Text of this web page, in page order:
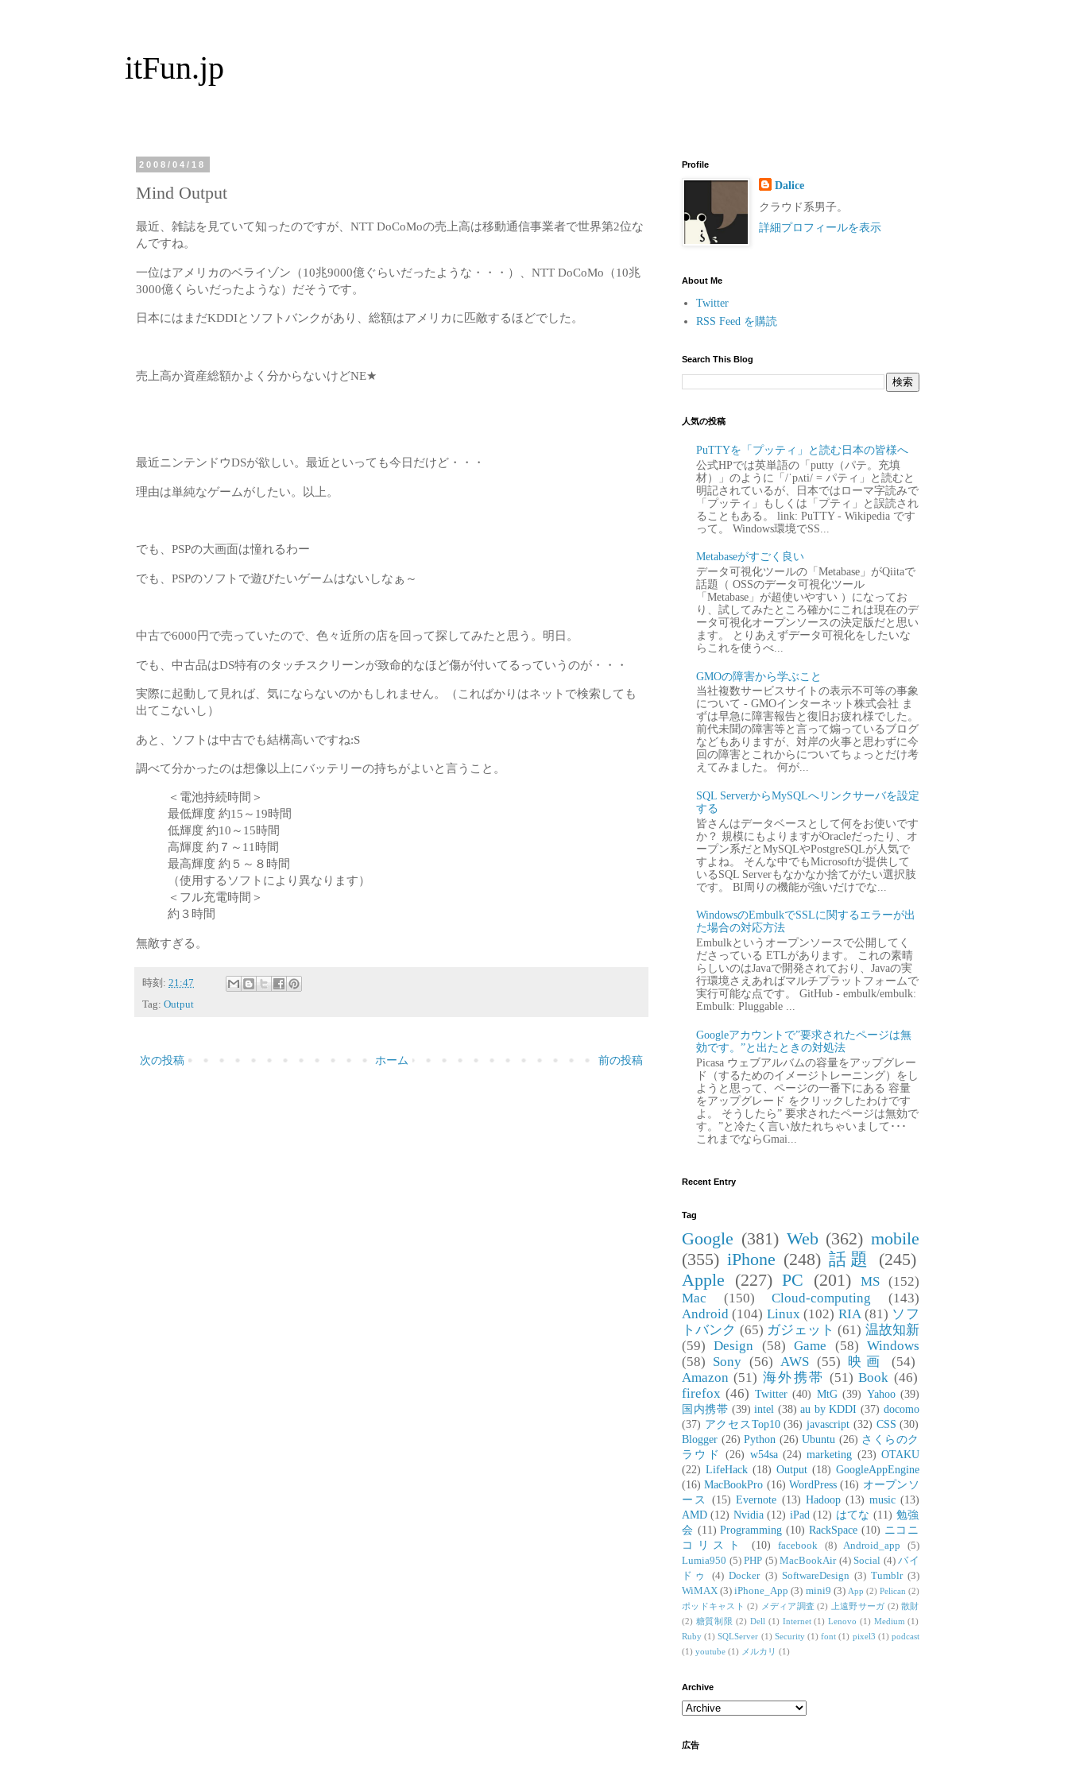
itFun.jp
2008/04/18
Mind Output
最近、雑誌を見ていて知ったのですが、NTT DoCoMoの売上高は移動通信事業者で世界第2位な
んですね。
一位はアメリカのベライゾン（10兆9000億ぐらいだったような・・・）、NTT DoCoMo（10兆
3000億くらいだったような）だそうです。
日本にはまだKDDIとソフトバンクがあり、総額はアメリカに匹敵するほどでした。
売上高か資産総額かよく分からないけどNE★
最近ニンテンドウDSが欲しい。最近といっても今日だけど・・・
理由は単純なゲームがしたい。以上。
でも、PSPの大画面は憧れるわー
でも、PSPのソフトで遊びたいゲームはないしなぁ～
中古で6000円で売っていたので、色々近所の店を回って探してみたと思う。明日。
でも、中古品はDS特有のタッチスクリーンが致命的なほど傷が付いてるっていうのが・・・
実際に起動して見れば、気にならないのかもしれません。（こればかりはネットで検索しても
出てこないし）
あと、ソフトは中古でも結構高いですね:S
調べて分かったのは想像以上にバッテリーの持ちがよいと言うこと。
＜電池持続時間＞
最低輝度 約15～19時間
低輝度 約10～15時間
高輝度 約７～11時間
最高輝度 約５～８時間
（使用するソフトにより異なります）
＜フル充電時間＞
約３時間
無敵すぎる。
時刻: 21:47
Tag: Output
次の投稿 前の投稿
ホーム
Profile
Dalice
クラウド系男子。
詳細プロフィールを表示
About Me
Twitter
RSS Feed を購読
Search This Blog
人気の投稿
PuTTYを「プッティ」と読む日本の皆様へ
公式HPでは英単語の「putty（パテ。充填
材）」のように「/ˈpʌti/ = パティ」と読むと
明記されているが、日本ではローマ字読みで
「プッティ」もしくは「プティ」と誤読され
ることもある。 link: PuTTY - Wikipedia です
って。 Windows環境でSS...
Metabaseがすごく良い
データ可視化ツールの「Metabase」がQiitaで
話題（ OSSのデータ可視化ツール
「Metabase」が超使いやすい ）になってお
り、試してみたところ確かにこれは現在のデ
ータ可視化オープンソースの決定版だと思い
ます。 とりあえずデータ可視化をしたいな
らこれを使うべ...
GMOの障害から学ぶこと
当社複数サービスサイトの表示不可等の事象
について - GMOインターネット株式会社 ま
ずは早急に障害報告と復旧お疲れ様でした。
前代未聞の障害等と言って煽っているブログ
などもありますが、対岸の火事と思わずに今
回の障害とこれからについてちょっとだけ考
えてみました。 何が...
SQL ServerからMySQLへリンクサーバを設定
する
皆さんはデータベースとして何をお使いです
か？ 規模にもよりますがOracleだったり、オ
ープン系だとMySQLやPostgreSQLが人気で
すよね。 そんな中でもMicrosoftが提供して
いるSQL Serverもなかなか捨てがたい選択肢
です。 BI周りの機能が強いだけでな...
WindowsのEmbulkでSSLに関するエラーが出
た場合の対応方法
Embulkというオープンソースで公開してく
ださっている ETLがあります。 これの素晴
らしいのはJavaで開発されており、Javaの実
行環境さえあればマルチプラットフォームで
実行可能な点です。 GitHub - embulk/embulk:
Embulk: Pluggable ...
Googleアカウントで”要求されたページは無
効です。”と出たときの対処法
Picasa ウェブアルバムの容量をアップグレー
ド（するためのイメージトレーニング）をし
ようと思って、ページの一番下にある 容量
をアップグレード をクリックしたわけです
よ。 そうしたら” 要求されたページは無効で
す。”と冷たく言い放たれちゃいまして･･･
これまでならGmai...
Recent Entry
Tag
Google (381) Web (362) mobile
(355) iPhone (248) 話題
(245)
Apple (227) PC (201) MS (152)
Mac
(150) Cloud-computing
(143)
Android (104) Linux (102) RIA (81) ソフ
トバンク (65) ガジェット (61) 温故知新
(59)
Design (58) Game (58) Windows
(58) Sony (56) AWS (55) 映画
(54)
Amazon (51) 海外携帯 (51) Book (46)
firefox (46) Twitter (40) MtG (39) Yahoo (39)
国内携帯 (39) intel (38) au by KDDI (37) docomo
(37) アクセスTop10 (36) javascript (32) CSS (30)
Blogger (26) Python (26) Ubuntu (26) さくらのク
ラウド
(26) w54sa (24) marketing (23) OTAKU
(22) LifeHack (18) Output (18) GoogleAppEngine
(16) MacBookPro (16) WordPress (16) オープンソ
ース
(15) Evernote (13) Hadoop (13) music (13)
AMD (12) Nvidia (12) iPad (12) はてな (11) 勉強
会 (11) Programming (10) RackSpace (10) ニコニ
コリスト
(10) facebook (8) Android_app
(5)
Lumia950 (5) PHP (5) MacBookAir (4) Social (4) バイ
ドゥ
(4) Docker (3) SoftwareDesign (3) Tumblr (3)
WiMAX (3) iPhone_App (3) mini9 (3) App (2) Pelican (2)
ポッドキャスト (2) メディア調査 (2) 上遠野サーガ (2) 散財
(2) 糖質制限 (2) Dell (1) Internet (1) Lenovo (1) Medium (1)
Ruby (1) SQLServer (1) Security (1) font (1) pixel3 (1) podcast
(1) youtube (1) メルカリ (1)
Archive
広告